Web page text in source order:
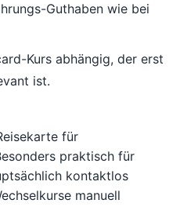
Guthaben wie bei
Kurs abhängig, der erst
ist.
für
praktisch für
kontaktlos
manuell